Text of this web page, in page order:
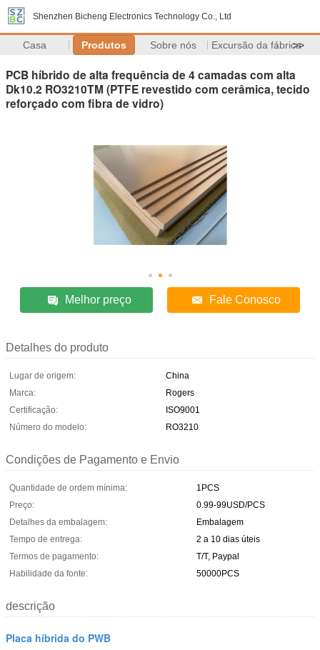
Shenzhen Bicheng Electronics Technology Co., Ltd
Casa Produtos Sobre nós Excursão da fábrica
>>
PCB híbrido de alta frequência de 4 camadas com alta
Dk10.2 RO3210TM (PTFE revestido com cerâmica, tecido
reforçado com fibra de vidro)
Melhor preço Fale Conosco
Detalhes do produto
Lugar de origem:
China
Marca:
Rogers
Certificação:
ISO9001
Número do modelo:
RO3210
Condições de Pagamento e Envio
Quantidade de ordem mínima:
1PCS
Preço:
0.99-99USD/PCS
Detalhes da embalagem:
Embalagem
Tempo de entrega:
2 a 10 dias úteis
Termos de pagamento:
T/T, Paypal
Habilidade da fonte:
50000PCS
descrição
Placa híbrida do PWB